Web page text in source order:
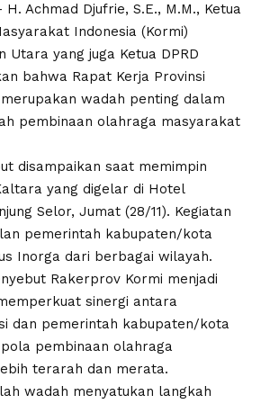
H. Achmad Djufrie, S.E., M.M., Ketua
Indonesia (Kormi)
Utara yang juga Ketua DPRD
bahwa Rapat Kerja Provinsi
wadah penting dalam
pembinaan olahraga masyarakat
disampaikan saat memimpin
yang digelar di Hotel
Selor, Jumat (28/11). Kegiatan
pemerintah kabupaten/kota
Inorga dari berbagai wilayah.
Rakerprov Kormi menjadi
sinergi antara
dan pemerintah kabupaten/kota
pembinaan olahraga
terarah dan merata.
wadah menyatukan langkah